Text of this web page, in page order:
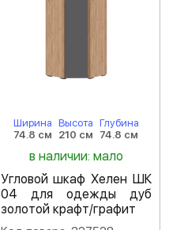
Ширина
74.8 см
Высота
210 см
Глубина
74.8 см
в наличии: мало
Угловой шкаф Хелен ШК
04 для одежды дуб
золотой крафт/графит